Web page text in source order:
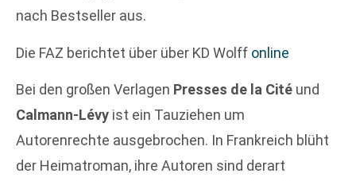
nach Bestseller aus.
Die FAZ berichtet über über KD Wolff online
Bei den großen Verlagen Presses de la Cité und
Calmann-Lévy ist ein Tauziehen um
Autorenrechte ausgebrochen. In Frankreich blüht
der Heimatroman, ihre Autoren sind derart